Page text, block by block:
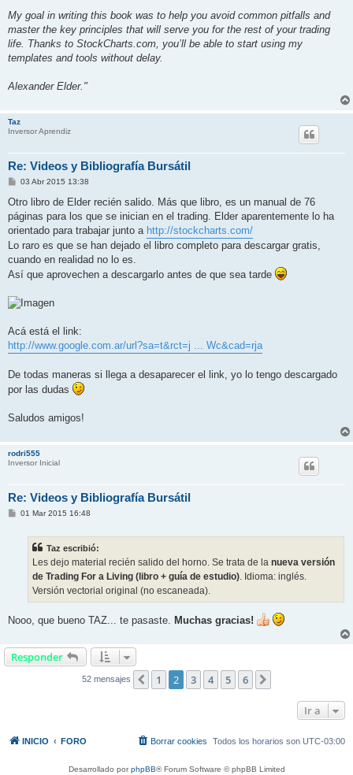
My goal in writing this book was to help you avoid common pitfalls and
master the key principles that will serve you for the rest of your trading
life. Thanks to StockCharts.com, you’ll be able to start using my
templates and tools without delay.
Alexander Elder."
Taz
Inversor Aprendiz
Re: Videos y Bibliografía Bursátil
M
n
a
j
03 Abr 2015 13:38
Otro libro de Elder recién salido. Más que libro, es un manual de 76
páginas para los que se inician en el trading. Elder aparentemente lo ha
orientado para trabajar junto a http://stockcharts.com/
Lo raro es que se han dejado el libro completo para descargar gratis,
cuando en realidad no lo es.
Así que aprovechen a descargarlo antes de que sea tarde
Acá está el link:
http://www.google.com.ar/url?sa=t&rct=j ... Wc&cad=rja
De todas maneras si llega a desaparecer el link, yo lo tengo descargado
por las dudas
Saludos amigos!
rodri555
Inversor Inicial
Re: Videos y Bibliografía Bursátil
M01 Mar 2015 16:48
Taz escribió:
Les dejo material recién salido del horno. Se trata de la nueva versión
de Trading For a Living (libro + guía de estudio). Idioma: inglés.
Versión vectorial original (no escaneada).
Nooo, que bueno TAZ... te pasaste. Muchas gracias!
Responder
52 mensajes Anterior
1 2 3 4 5 6
Ir a
INICIO FORO Todos los horarios son UTC-03:00
Borrar cookies
Desarrollado porphpBB® Forum Software © phpBB Limited